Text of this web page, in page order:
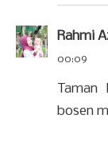
Rahmi
00:09
Taman
bosen